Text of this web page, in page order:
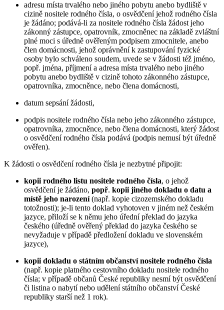
adresu místa trvalého nebo jiného pobytu anebo bydliště v
cizině nositele rodného čísla, o osvědčení jehož rodného čísla
je žádáno; podává-li za nositele rodného čísla žádost jeho
zákonný zástupce, opatrovník, zmocněnec na základě zvláštní
plné moci s úředně ověřeným podpisem zmocnitele, anebo
člen domácnosti, jehož oprávnění k zastupování fyzické
osoby bylo schváleno soudem, uvede se v žádosti též jméno,
popř. jména, příjmení a adresa místa trvalého nebo jiného
pobytu anebo bydliště v cizině tohoto zákonného zástupce,
opatrovníka, zmocněnce, nebo člena domácnosti,
datum sepsání žádosti,
podpis nositele rodného čísla nebo jeho zákonného zástupce,
opatrovníka, zmocněnce, nebo člena domácnosti, který žádost
o osvědčení rodného čísla podává (podpis nemusí být úředně
ověřen).
K žádosti o osvědčení rodného čísla je nezbytné připojit:
kopii rodného listu nositele rodného čísla, o jehož
osvědčení je žádáno, popř. kopii jiného dokladu o datu a
místě jeho narození(např. kopie cizozemského dokladu
totožnosti); je-li tento doklad vyhotoven v jiném než českém
jazyce, přiloží se k němu jeho úřední překlad do jazyka
českého (úředně ověřený překlad do jazyka českého se
nevyžaduje v případě předložení dokladu ve slovenském
jazyce),
kopii dokladu o státním občanství nositele rodného čísla
(např. kopie platného cestovního dokladu nositele rodného
čísla; v případě občanů České republiky nesmí být osvědčení
či listina o nabytí nebo udělení státního občanství České
republiky starší než 1 rok).